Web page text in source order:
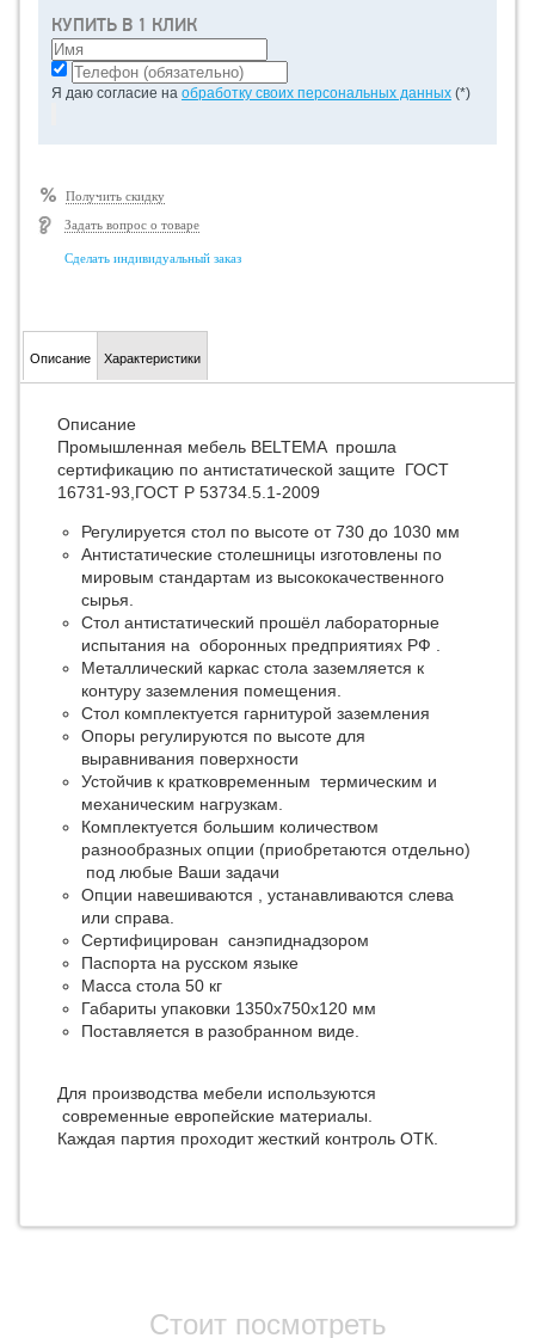
КУПИТЬ В 1 КЛИК
Я даю согласие на обработку своих персональных данных (*)
Получить скидку
Задать вопрос о товаре
Сделать индивидуальный заказ
Описание Характеристики
Описание
Промышленная мебель BELTEMA прошла
сертификацию по антистатической защите ГОСТ
16731-93,ГОСТ Р 53734.5.1-2009
Регулируется стол по высоте от 730 до 1030 мм
Антистатические столешницы изготовлены по
мировым стандартам из высококачественного
сырья.
Стол антистатический прошёл лабораторные
испытания на оборонных предприятиях РФ .
Металлический каркас стола заземляется к
контуру заземления помещения.
Стол комплектуется гарнитурой заземления
Опоры регулируются по высоте для
выравнивания поверхности
Устойчив к кратковременным термическим и
механическим нагрузкам.
Комплектуется большим количеством
разнообразных опции (приобретаются отдельно)
под любые Ваши задачи
Опции навешиваются , устанавливаются слева
или справа.
Сертифицирован санэпиднадзором
Паспорта на русском языке
Масса стола 50 кг
Габариты упаковки 1350х750х120 мм
Поставляется в разобранном виде.
Для производства мебели используются
современные европейские материалы.
Каждая партия проходит жесткий контроль ОТК.
Стоит посмотреть